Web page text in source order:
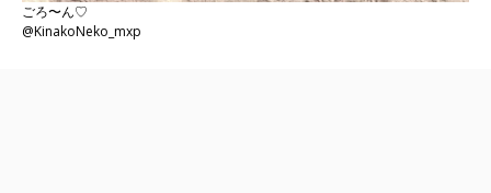
ごろ〜ん♡
@KinakoNeko_mxp